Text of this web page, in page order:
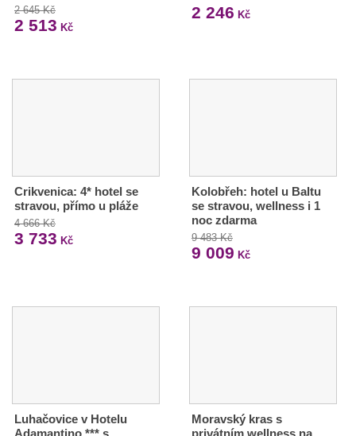
2 645 Kč
2 513 Kč
2 246 Kč
Crikvenica: 4* hotel se
stravou, přímo u pláže
4 666 Kč
3 733 Kč
Kolobřeh: hotel u Baltu
se stravou, wellness i 1
noc zdarma
9 483 Kč
9 009 Kč
Luhačovice v Hotelu
Adamantino *** s
Moravský kras s
privátním wellness na